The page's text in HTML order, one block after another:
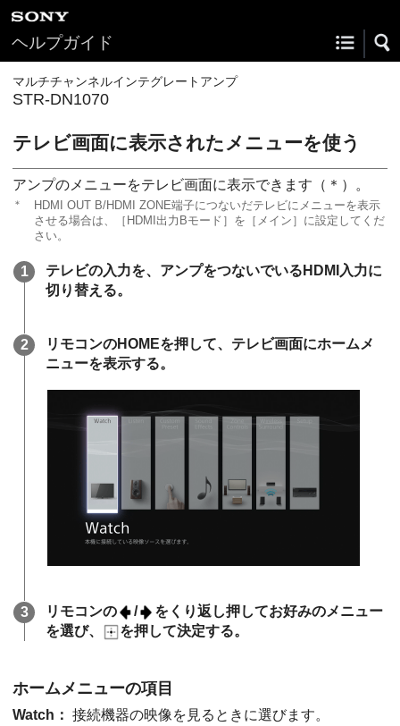
ヘルプガイド
マルチチャンネルインテグレートアンプ
STR-DN1070
テレビ画面に表示されたメニューを使う
アンプのメニューをテレビ画面に表示できます（＊）。
＊
HDMI OUT B/HDMI ZONE端子につないだテレビにメニューを表示
させる場合は、［HDMI出力Bモード］を［メイン］に設定してくだ
さい。
テレビの入力を、アンプをつないでいるHDMI入力に
切り替える。
リモコンのHOMEを押して、テレビ画面にホームメ
ニューを表示する。
リモコンの /
をくり返し押してお好みのメニュー
を選び、
を押して決定する。
ホームメニューの項目
Watch ： 接続機器の映像を見るときに選びます。